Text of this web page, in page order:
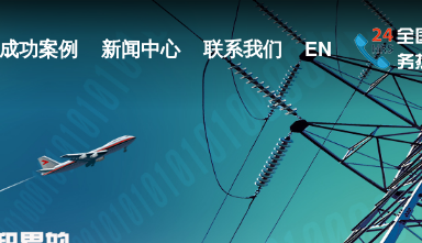
成功案例 新闻中心 联系我们 EN